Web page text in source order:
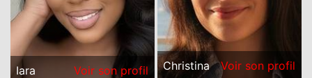
Iara Voir son profil Christina Voir son profil